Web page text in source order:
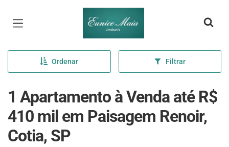
Página inicial
Ordenar Filtrar
1 Apartamento à Venda até R$
410 mil em Paisagem Renoir,
Cotia, SP